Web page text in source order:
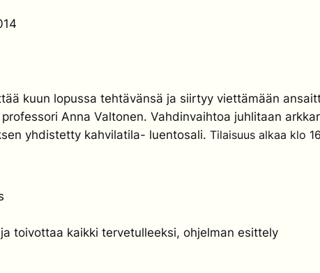
kuun lopussa tehtävänsä ja siirtyy viettämään
Anna Valtonen. Vahdinvaihtoa juhlitaan
yhdistetty kahvilatila- luentosali. Tilaisuus alkaa klo
toivottaa kaikki tervetulleeksi, ohjelman esittely